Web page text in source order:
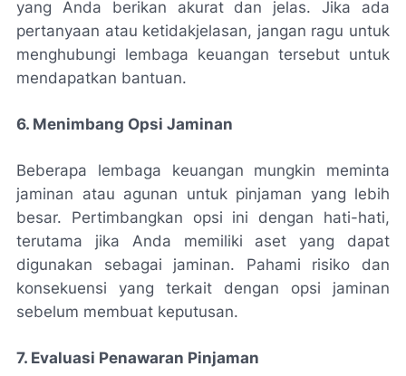
yang Anda berikan akurat dan jelas. Jika ada
pertanyaan atau ketidakjelasan, jangan ragu untuk
menghubungi lembaga keuangan tersebut untuk
mendapatkan bantuan.
6. Menimbang Opsi Jaminan
Beberapa lembaga keuangan mungkin meminta
jaminan atau agunan untuk pinjaman yang lebih
besar. Pertimbangkan opsi ini dengan hati-hati,
terutama jika Anda memiliki aset yang dapat
digunakan sebagai jaminan. Pahami risiko dan
konsekuensi yang terkait dengan opsi jaminan
sebelum membuat keputusan.
7. Evaluasi Penawaran Pinjaman